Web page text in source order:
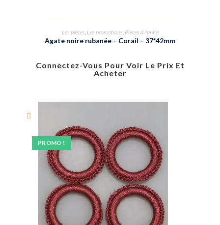
Les pièces, Les promotions, Pièces à l'unité
Agate noire rubanée – Corail – 37*42mm
Connectez-Vous Pour Voir Le Prix Et
Acheter
PROMO !